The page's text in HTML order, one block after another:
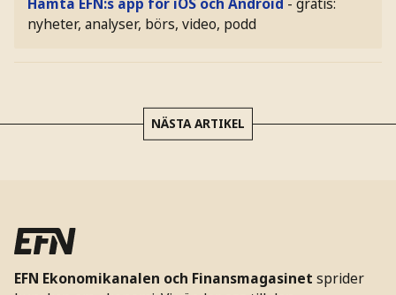
nyheter, analyser, börs, video, podd
NÄSTA ARTIKEL
EFN Ekonomikanalen och Finansmagasinet sprider